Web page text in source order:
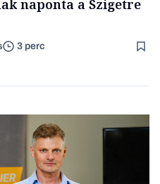
naponta a Szigetre
3 perc